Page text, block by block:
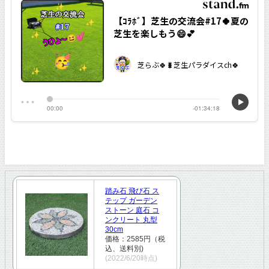
踏み石 飛び石 ス
テップ ガーデン
ストーン 庭石 コ
ンクリート 丸型
30cm
価格：2585円（税
込、送料別)
(2022/6/20時点)